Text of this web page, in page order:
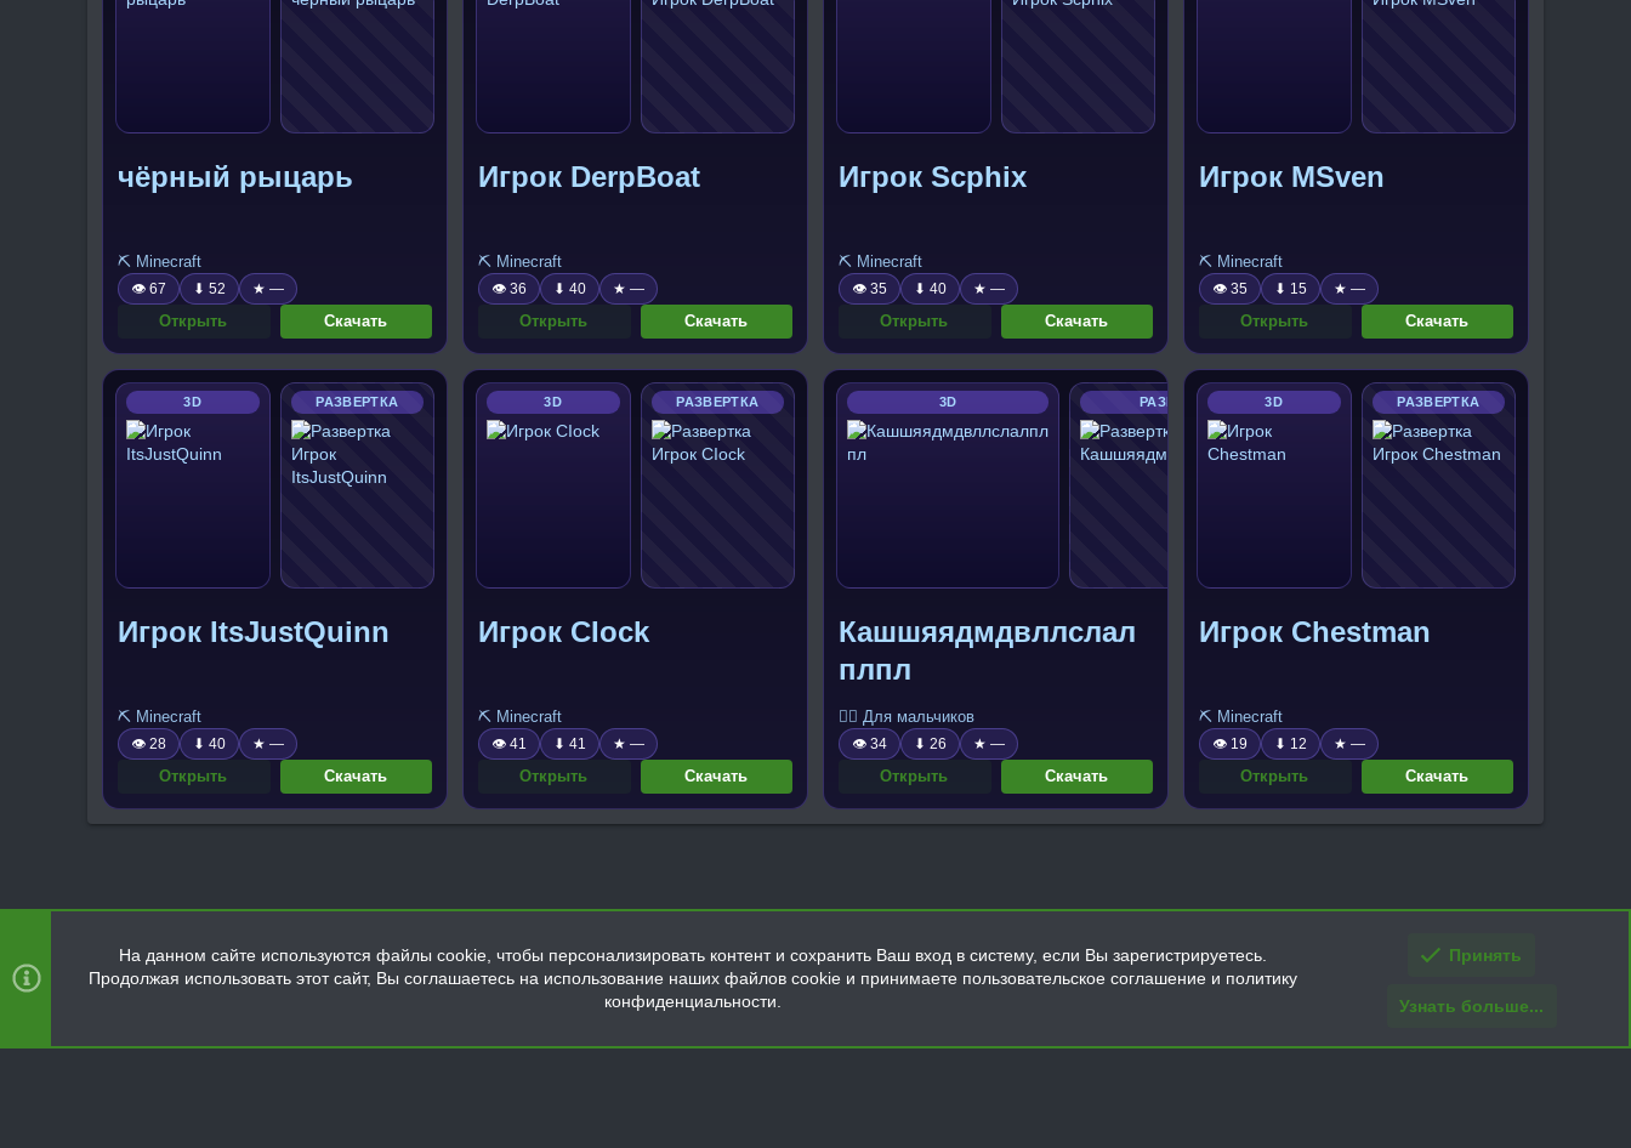
чёрный рыцарь
⛏️ Minecraft
👁 67 ⬇ 52 ★ —
Открыть Скачать
Игрок DerpBoat
⛏️ Minecraft
👁 36 ⬇ 40 ★ —
Открыть Скачать
Игрок Scphix
⛏️ Minecraft
👁 35 ⬇ 40 ★ —
Открыть Скачать
Игрок MSven
⛏️ Minecraft
👁 35 ⬇ 15 ★ —
Открыть Скачать
3D РАЗВЕРТКА
Игрок ItsJustQuinn
⛏️ Minecraft
👁 28 ⬇ 40 ★ —
Открыть Скачать
3D РАЗВЕРТКА
Игрок CIock
⛏️ Minecraft
👁 41 ⬇ 41 ★ —
Открыть Скачать
3D РАЗВЕРТКА
Кашшяядмдвллслал
плпл
🧍‍♂️ Для мальчиков
👁 34 ⬇ 26 ★ —
Открыть Скачать
3D РАЗВЕРТКА
Игрок Chestman
⛏️ Minecraft
👁 19 ⬇ 12 ★ —
Открыть Скачать
Главная
R
S
На данном сайте используются файлы cookie, чтобы персонализировать контент и сохранить Ваш вход в систему, если Вы зарегистрируетесь.
Продолжая использовать этот сайт, Вы соглашаетесь на использование наших файлов cookie и принимаете пользовательское соглашение и политику
конфиденциальности.
Принять
Узнать больше...